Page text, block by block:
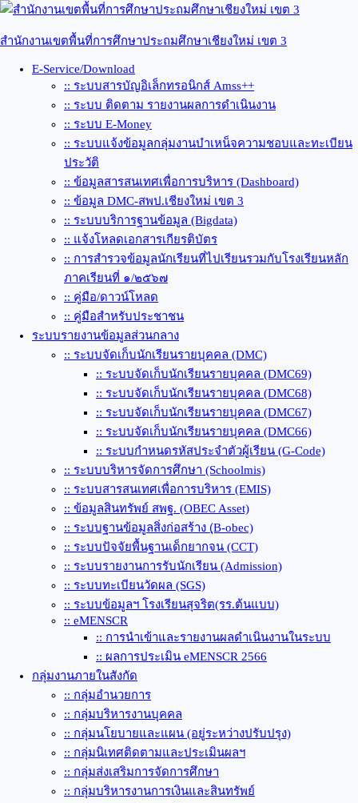
Skip
content
สำนักงานเขตพื้นที่การศึกษาประถมศึกษาเชียงใหม่ เขต 3
E-Service/Download
:: ระบบสารบัญอิเล็กทรอนิกส์ Amss++
:: ระบบ ติดตาม รายงานผลการดำเนินงาน
:: ระบบ E-Money
:: ระบบแจ้งข้อมูลกลุ่มงานบำเหน็จความชอบและทะเบียน
ประวัติ
:: ข้อมูลสารสนเทศเพื่อการบริหาร (Dashboard)
:: ข้อมูล DMC-สพป.เชียงใหม่ เขต 3
:: ระบบบริการฐานข้อมูล (Bigdata)
:: แจ้งโหลดเอกสารเกียรติบัตร
:: การสำรวจข้อมูลนักเรียนที่ไปเรียนรวมกับโรงเรียนหลัก
ภาคเรียนที่ ๑/๒๕๖๗
:: คู่มือ/ดาวน์โหลด
:: คู่มือสำหรับประชาชน
ระบบรายงานข้อมูลส่วนกลาง
:: ระบบจัดเก็บนักเรียนรายบุคคล (DMC)
:: ระบบจัดเก็บนักเรียนรายบุคคล (DMC69)
:: ระบบจัดเก็บนักเรียนรายบุคคล (DMC68)
:: ระบบจัดเก็บนักเรียนรายบุคคล (DMC67)
:: ระบบจัดเก็บนักเรียนรายบุคคล (DMC66)
:: ระบบกำหนดรหัสประจำตัวผู้เรียน (G-Code)
:: ระบบบริหารจัดการศึกษา (Schoolmis)
:: ระบบสารสนเทศเพื่อการบริหาร (EMIS)
:: ข้อมูลสินทรัพย์ สพฐ. (OBEC Asset)
:: ระบบฐานข้อมูลสิ่งก่อสร้าง (ฺB-obec)
:: ระบบปัจจัยพื้นฐานเด็กยากจน (CCT)
:: ระบบรายงานการรับนักเรียน (Admission)
:: ระบบทะเบียนวัดผล (SGS)
:: ระบบข้อมูลฯ โรงเรียนสุจริต(รร.ต้นแบบ)
:: eMENSCR
:: การนำเข้าและรายงานผลดำเนินงานในระบบ
:: ผลการประเมิน eMENSCR 2566
กลุ่มงานภายในสังกัด
:: กลุ่มอำนวยการ
:: กลุ่มบริหารงานบุคคล
:: กลุ่มนโยบายและแผน (อยู่ระหว่างปรับปรุง)
:: กลุ่มนิเทศติดตามและประเมินผลฯ
:: กลุ่มส่งเสริมการจัดการศึกษา
:: กลุ่มบริหารงานการเงินและสินทรัพย์